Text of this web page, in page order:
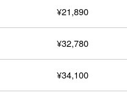
¥21,890
¥32,780
¥34,100